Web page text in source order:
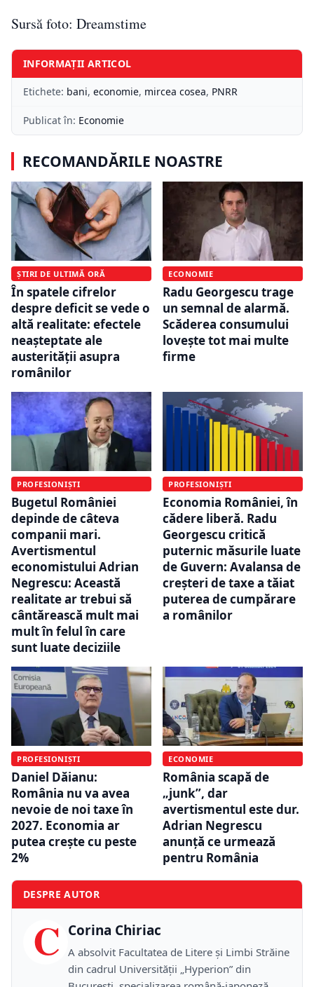
Sursă foto: Dreamstime
INFORMAȚII ARTICOL
Etichete: bani, economie, mircea cosea, PNRR
Publicat în: Economie
RECOMANDĂRILE NOASTRE
ȘTIRI DE ULTIMĂ ORĂ
În spatele cifrelor
despre deficit se vede o
altă realitate: efectele
neașteptate ale
austerității asupra
românilor
ECONOMIE
Radu Georgescu trage
un semnal de alarmă.
Scăderea consumului
lovește tot mai multe
firme
PROFESIONIȘTI
Bugetul României
depinde de câteva
companii mari.
Avertismentul
economistului Adrian
Negrescu: Această
realitate ar trebui să
cântărească mult mai
mult în felul în care
sunt luate deciziile
PROFESIONIȘTI
Economia României, în
cădere liberă. Radu
Georgescu critică
puternic măsurile luate
de Guvern: Avalansa de
creșteri de taxe a tăiat
puterea de cumpărare
a românilor
PROFESIONIȘTI
Daniel Dăianu:
România nu va avea
nevoie de noi taxe în
2027. Economia ar
putea crește cu peste
2%
ECONOMIE
România scapă de
„junk”, dar
avertismentul este dur.
Adrian Negrescu
anunță ce urmează
pentru România
DESPRE AUTOR
C Corina Chiriac
A absolvit Facultatea de Litere și Limbi Străine
din cadrul Universității „Hyperion” din